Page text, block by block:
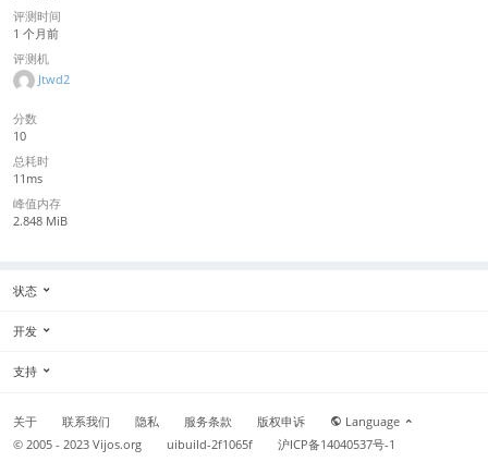
评测时间
1 个月前
评测机
Jtwd2
分数
10
总耗时
11ms
峰值内存
2.848 MiB
状态
开发
支持
关于 联系我们 隐私 服务条款 版权申诉
Language
© 2005 - 2023Vijos.org uibuild-2f1065f 沪ICP备14040537号-1